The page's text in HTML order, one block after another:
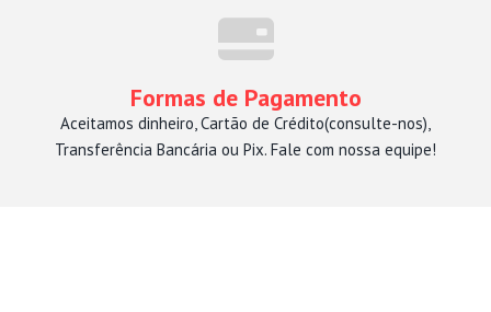
Formas de Pagamento
Aceitamos dinheiro, Cartão de Crédito(consulte-nos),
Transferência Bancária ou Pix. Fale com nossa equipe!